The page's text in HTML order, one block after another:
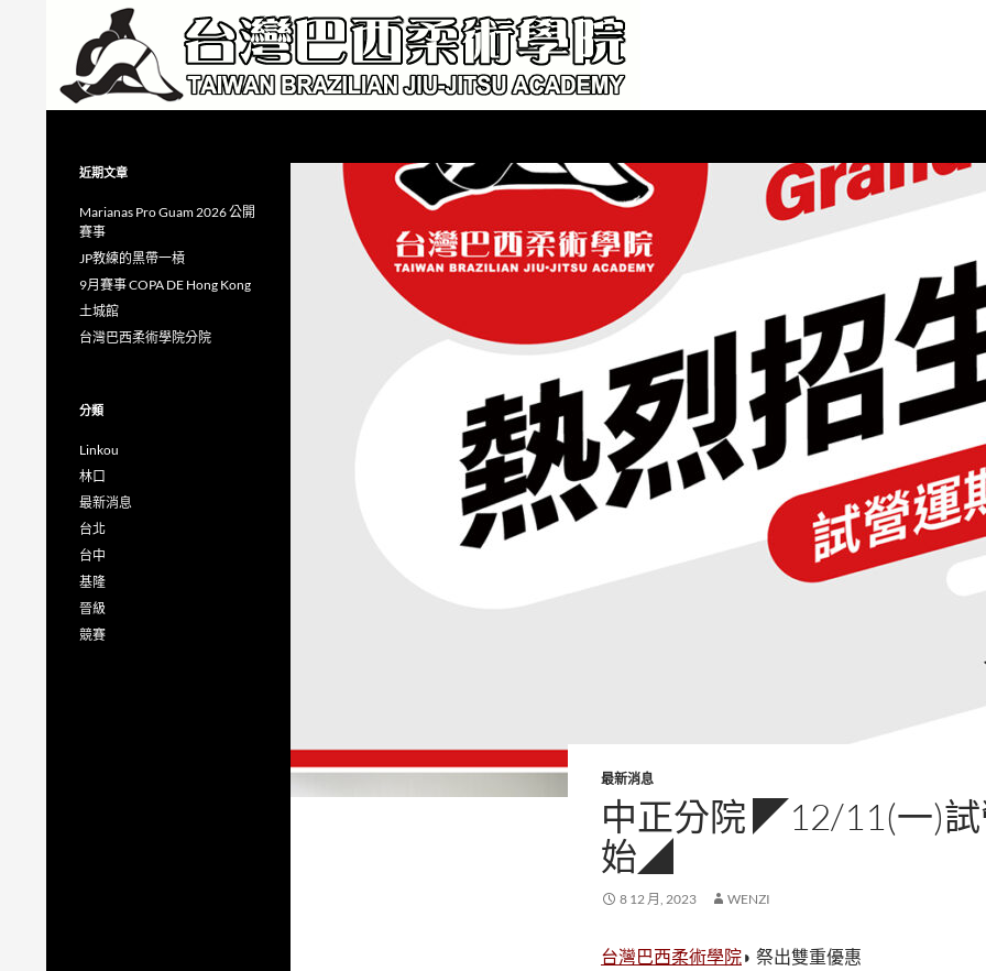
最新消息
中正分院 ◤12/11(一)
始◢
8 12 月, 2023 WENZI
台灣巴西柔術學院◗ 祭出雙重優惠
近期文章
Marianas Pro Guam 2026 公開
賽事
JP教練的黑帶一槓
9月賽事 COPA DE Hong Kong
土城館
台灣巴西柔術學院分院
分類
Linkou
林口
最新消息
台北
台中
基隆
晉級
競賽